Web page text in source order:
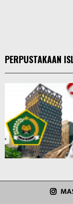
PERPUSTAKAAN